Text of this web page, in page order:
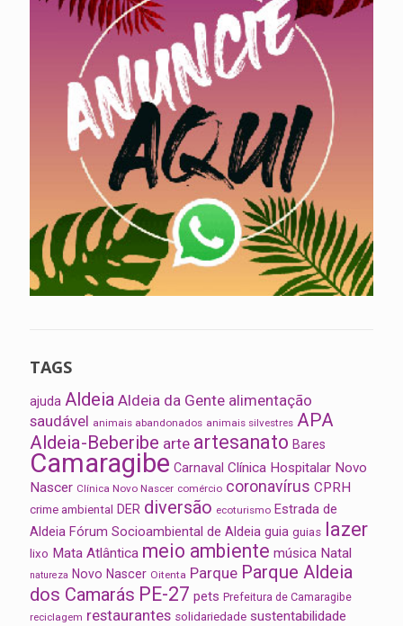
TAGS
ajuda Aldeia Aldeia da Gente alimentação
saudável animais abandonados animais silvestres APA
Aldeia-Beberibe arte artesanato Bares
Camaragibe Carnaval Clínica Hospitalar Novo
Nascer Clínica Novo Nascer comércio coronavírus CPRH
crime ambiental DER diversão ecoturismo Estrada de
Aldeia Fórum Socioambiental de Aldeia guia guias lazer
lixo Mata Atlântica meio ambiente música Natal
natureza Novo Nascer Oitenta Parque Parque Aldeia
dos Camarás PE-27 pets Prefeitura de Camaragibe
reciclagem restaurantes solidariedade sustentabilidade